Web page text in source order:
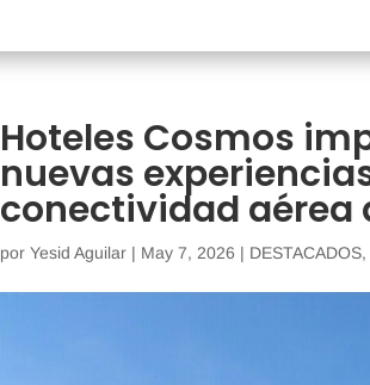
Hoteles Cosmos
nuevas
conectividad aérea
porYesid Aguilar | May 7, 2026 | DESTACADOS